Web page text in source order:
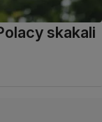
skakali